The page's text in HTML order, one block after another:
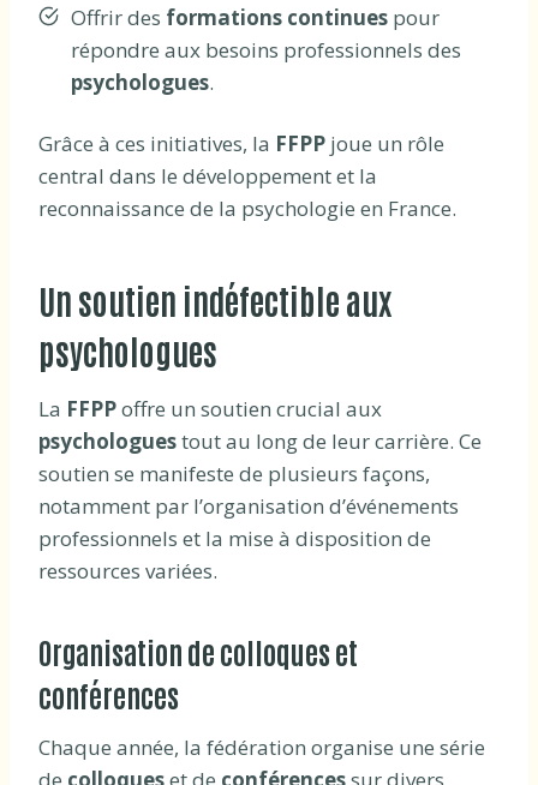
Offrir des formations continues pour
répondre aux besoins professionnels des
psychologues.
Grâce à ces initiatives, la FFPP joue un rôle
central dans le développement et la
reconnaissance de la psychologie en France.
Un soutien indéfectible aux
psychologues
La FFPPoffre un soutien crucial aux
psychologuestout au long de leur carrière. Ce
soutien se manifeste de plusieurs façons,
notamment par l’organisation d’événements
professionnels et la mise à disposition de
ressources variées.
Organisation de colloques et
conférences
Chaque année, la fédération organise une série
de colloqueset de conférencessur divers